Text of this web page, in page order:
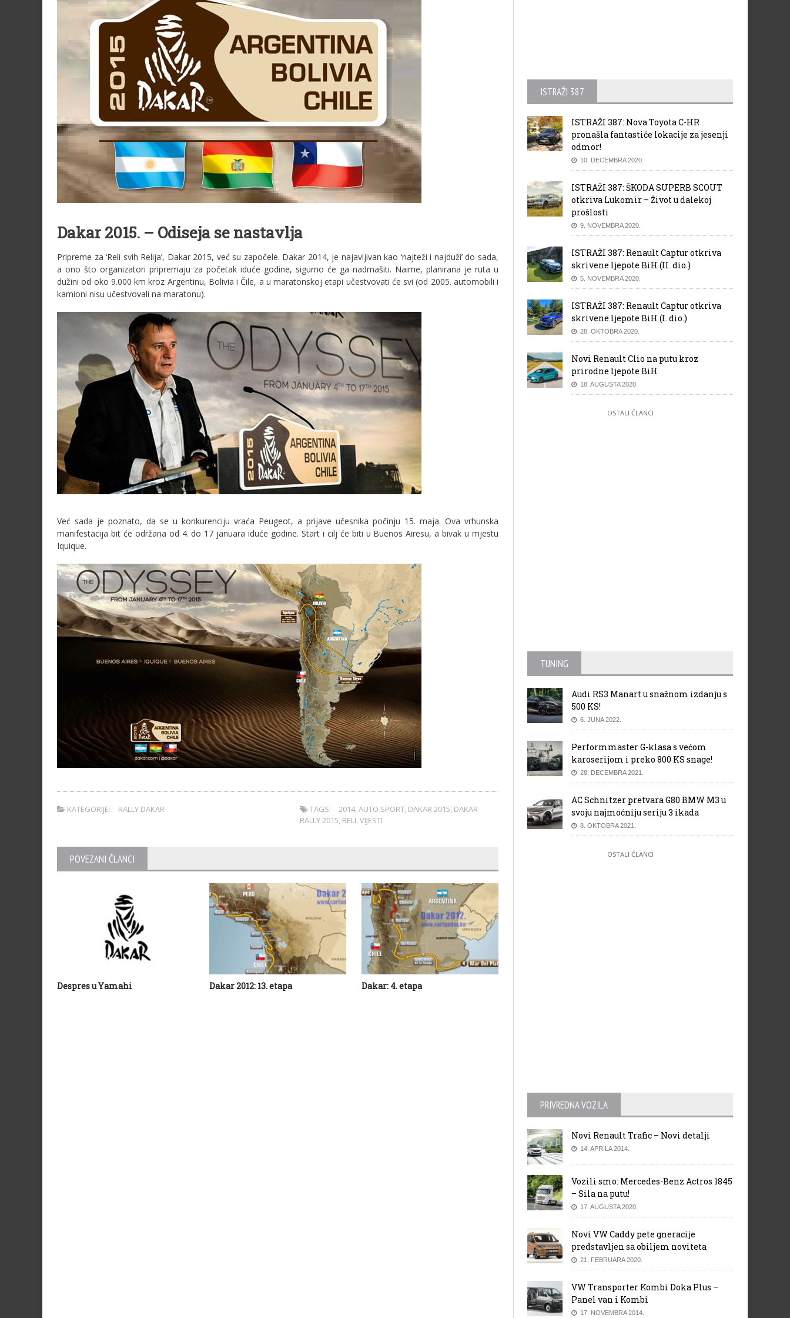
Dakar 2015. – Odiseja se nastavlja
Pripreme za ‘Reli svih Relija’, Dakar 2015, već su započele. Dakar 2014, je najavljivan kao ‘najteži i najduži’ do sada,
a ono što organizatori pripremaju za početak iduće godine, sigurno će ga nadmašiti. Naime, planirana je ruta u
dužini od oko 9.000 km kroz Argentinu, Bolivia i Čile, a u maratonskoj etapi učestvovati će svi (od 2005. automobili i
kamioni nisu učestvovali na maratonu).
Već sada je poznato, da se u konkurenciju vraća Peugeot, a prijave učesnika počinju 15. maja. Ova vrhunska
manifestacija bit će održana od 4. do 17 januara iduće godine. Start i cilj će biti u Buenos Airesu, a bivak u mjestu
Iquique.
KATEGORIJE: RALLY DAKAR TAGS: 2014,AUTO SPORT, DAKAR 2015, DAKAR
RALLY 2015, RELI,VIJESTI
POVEZANI ČLANCI
Despres u Yamahi Dakar 2012: 13. etapa Dakar: 4. etapa
ISTRAŽI 387
ISTRAŽI 387: Nova Toyota C-HR
pronašla fantastiče lokacije za jesenji
odmor!
10. DECEMBRA 2020.
ISTRAŽI 387: ŠKODA SUPERB SCOUT
otkriva Lukomir – Život u dalekoj
prošlosti
9. NOVEMBRA 2020.
ISTRAŽI 387: Renault Captur otkriva
skrivene ljepote BiH (II. dio.)
5. NOVEMBRA 2020.
ISTRAŽI 387: Renault Captur otkriva
skrivene ljepote BiH (I. dio.)
28. OKTOBRA 2020.
Novi Renault Clio na putu kroz
prirodne ljepote BiH
18. AUGUSTA 2020.
OSTALI ČLANCI
TUNING
Audi RS3 Manart u snažnom izdanju s
500 KS!
6. JUNA 2022.
Performmaster G-klasa s većom
karoserijom i preko 800 KS snage!
28. DECEMBRA 2021.
AC Schnitzer pretvara G80 BMW M3 u
svoju najmoćniju seriju 3 ikada
8. OKTOBRA 2021.
OSTALI ČLANCI
PRIVREDNA VOZILA
Novi Renault Trafic – Novi detalji
14. APRILA 2014.
Vozili smo: Mercedes-Benz Actros 1845
– Sila na putu!
17. AUGUSTA 2020.
Novi VW Caddy pete gneracije
predstavljen sa obiljem noviteta
21. FEBRUARA 2020.
VW Transporter Kombi Doka Plus –
Panel van i Kombi
17. NOVEMBRA 2014.